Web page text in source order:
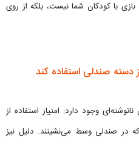
بازی با کودکان شما نیست، بلکه از روی
صندلی استفاده کند
وجود دارد: امتیاز استفاده از
در صندلی وسط می‌نشینند. دلیل نیز